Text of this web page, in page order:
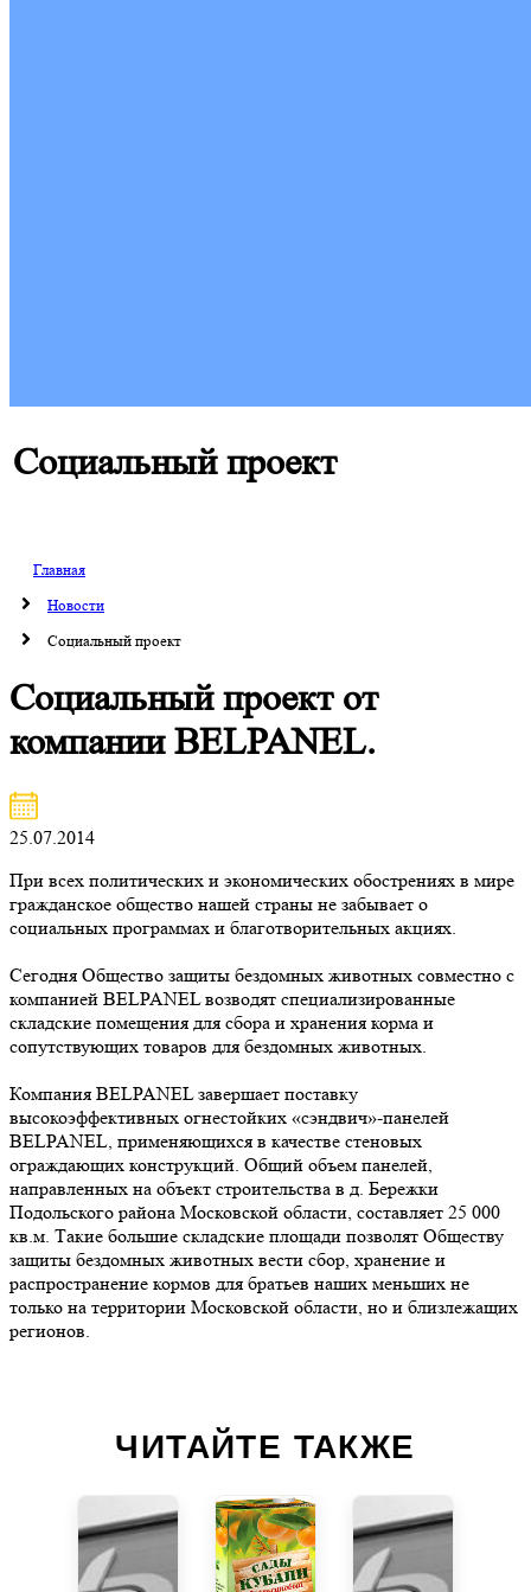
Социальный проект
Главная
Новости
Социальный проект
Социальный проект от
компании BELPANEL.
25.07.2014
При всех политических и экономических обострениях в мире
гражданское общество нашей страны не забывает о
социальных программах и благотворительных акциях.
Сегодня Общество защиты бездомных животных совместно с
компанией BELPANEL возводят специализированные
складские помещения для сбора и хранения корма и
сопутствующих товаров для бездомных животных.
Компания BELPANEL завершает поставку
высокоэффективных огнестойких «сэндвич»-панелей
BELPANEL, применяющихся в качестве стеновых
ограждающих конструкций. Общий объем панелей,
направленных на объект строительства в д. Бережки
Подольского района Московской области, составляет 25 000
кв.м. Такие большие складские площади позволят Обществу
защиты бездомных животных вести сбор, хранение и
распространение кормов для братьев наших меньших не
только на территории Московской области, но и близлежащих
регионов.
ЧИТАЙТЕ ТАКЖЕ